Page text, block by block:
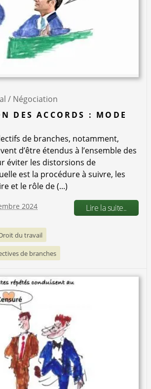
/ Négociation
DES ACCORDS : MODE
de branches, notamment,
d’être étendus à l’ensemble des
éviter les distorsions de
est la procédure à suivre, les
et le rôle de (...)
2024 Lire la suite..
du travail
de branches